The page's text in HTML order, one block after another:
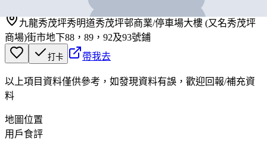
九龍秀茂坪秀明道秀茂坪邨商業/停車場大樓 (又名秀茂坪
商場)街市地下88，89，92及93號鋪
打卡 帶我去
以上項目資料僅供參考，如發現資料有誤，歡迎回報/補充資
料
地圖位置
用戶食評